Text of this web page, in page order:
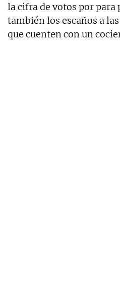
la cifra de votos por
también los escaños a
que cuenten con un